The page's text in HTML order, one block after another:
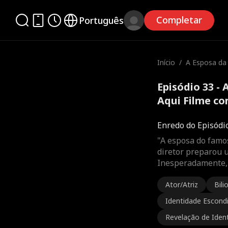
Português Completar
Início / A Esposa
Episódio 33 -
Aqui Filme
Enredo do
"A esposa do
diretor preparou
Ator/Atriz
Identidade
Revelação de